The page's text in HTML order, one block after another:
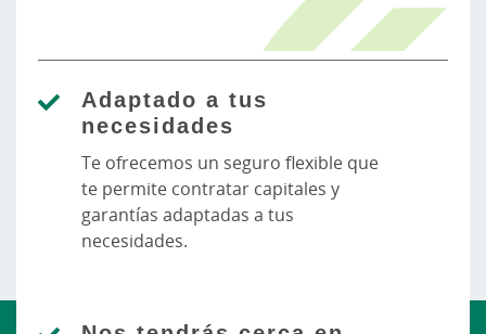
Adaptado a tus
necesidades
Te ofrecemos un seguro flexible que
te permite contratar capitales y
garantías adaptadas a tus
necesidades.